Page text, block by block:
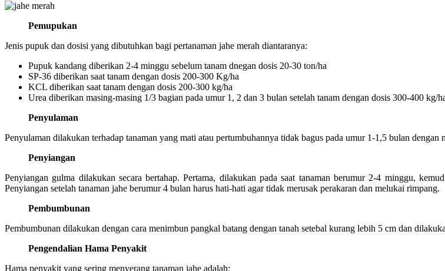
Pemupukan
Jenis pupuk dan dosisi yang dibutuhkan bagi pertanaman jahe merah diantaranya:
Pupuk kandang diberikan 2-4 minggu sebelum tanam dnegan dosis 20-30 ton/ha
SP-36 diberikan saat tanam dengan dosis 200-300 Kg/ha
KCL diberikan saat tanam dengan dosis 200-300 kg/ha
Urea diberikan masing-masing 1/3 bagian pada umur 1, 2 dan 3 bulan setelah tanam dengan dosis 300-400 kg/
Penyulaman
Penyulaman dilakukan terhadap tanaman yang mati atau pertumbuhannya tidak bagus pada umur 1-1,5 bulan dengan
Penyiangan
Penyiangan gulma dilakukan secara bertahap. Pertama, dilakukan pada saat tanaman berumur 2-4 minggu,
Penyiangan setelah tanaman jahe berumur 4 bulan harus hati-hati agar tidak merusak perakaran dan melukai rimpang.
Pembumbunan
Pembumbunan dilakukan dengan cara menimbun pangkal batang dengan tanah setebal kurang lebih 5 cm dan
Pengendalian Hama Penyakit
Hama penyakit yang sering menyerang tanaman jahe adalah: